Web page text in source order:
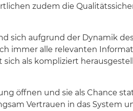
zudem die
sich aufgrund der Dynamik
immer alle relevanten
als kompliziert
öffnen und sie als Chance
Vertrauen in das System